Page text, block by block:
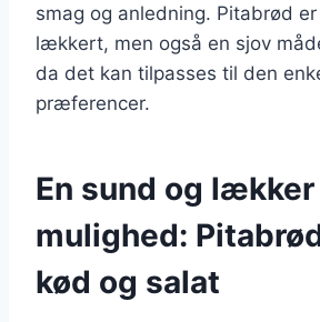
smag og anledning. Pitabrød
lækkert, men også en sjov
da det kan tilpasses til den
præferencer.
En sund og lækker
mulighed:
kød og salat